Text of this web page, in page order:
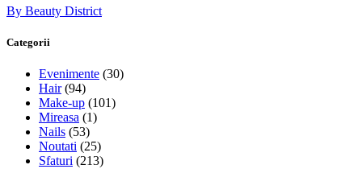
By Beauty District
Categorii
Evenimente (30)
Hair(94)
Make-up (101)
Mireasa (1)
Nails (53)
Noutati (25)
Sfaturi (213)